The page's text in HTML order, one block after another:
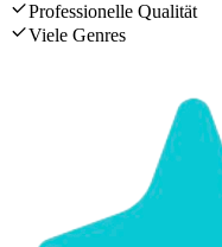
Professionelle Qualität
Viele Genres